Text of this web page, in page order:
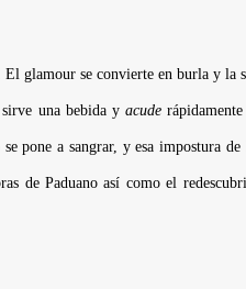
El glamour se convierte en burla y la
sirve una bebida y acuderápidamente
pone a sangrar, y esa impostura de
de Paduano así como el